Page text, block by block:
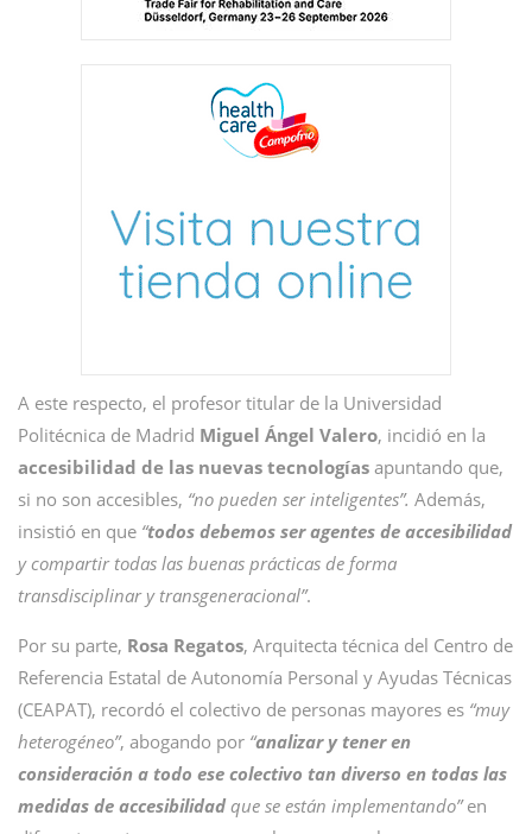
A este respecto, el profesor titular de la Universidad
Politécnica de Madrid Miguel Ángel Valero, incidió en la
accesibilidad de las nuevas tecnologías apuntando que,
si no son accesibles, “no pueden ser inteligentes”. Además,
insistió en que “todos debemos ser agentes de accesibilidad
y compartir todas las buenas prácticas de forma
transdisciplinar y transgeneracional”.
Por su parte, Rosa Regatos, Arquitecta técnica del Centro de
Referencia Estatal de Autonomía Personal y Ayudas Técnicas
(CEAPAT), recordó el colectivo de personas mayores es “muy
heterogéneo”, abogando por “analizar y tener en
consideración a todo ese colectivo tan diverso en todas las
medidas de accesibilidadque se están implementando”en